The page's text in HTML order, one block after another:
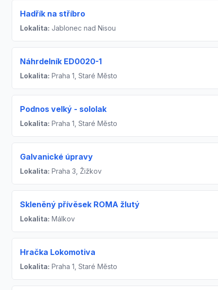
Hadřík na stříbro
Lokalita: Jablonec nad Nisou
Náhrdelník ED0020-1
Lokalita: Praha 1, Staré Město
Podnos velký - sololak
Lokalita: Praha 1, Staré Město
Galvanické úpravy
Lokalita: Praha 3, Žižkov
Skleněný přívěsek ROMA žlutý
Lokalita: Málkov
Hračka Lokomotiva
Lokalita: Praha 1, Staré Město